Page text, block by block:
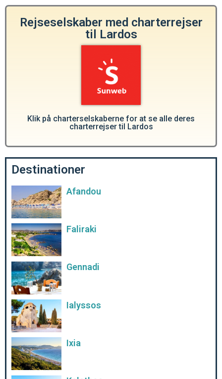
Rejseselskaber med charterrejser
til Lardos
Klik på charterselskaberne for at se alle deres
charterrejser til Lardos
Destinationer
Afandou
Faliraki
Gennadi
Ialyssos
Ixia